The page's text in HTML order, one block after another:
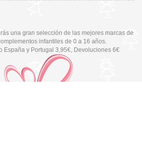
una gran selección de las mejores marcas de
infantiles de 0 a 16 años.
España y Portugal 3,95€, Devoluciones 6€